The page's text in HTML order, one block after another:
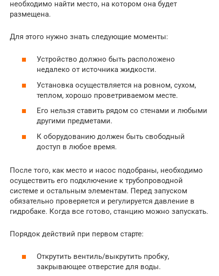
необходимо найти место, на котором она будет
размещена.
Для этого нужно знать следующие моменты:
Устройство должно быть расположено
недалеко от источника жидкости.
Установка осуществляется на ровном, сухом,
теплом, хорошо проветриваемом месте.
Его нельзя ставить рядом со стенами и любыми
другими предметами.
К оборудованию должен быть свободный
доступ в любое время.
После того, как место и насос подобраны, необходимо
осуществить его подключение к трубопроводной
системе и остальным элементам. Перед запуском
обязательно проверяется и регулируется давление в
гидробаке. Когда все готово, станцию можно запускать.
Порядок действий при первом старте:
Открутить вентиль/выкрутить пробку,
закрывающее отверстие для воды.